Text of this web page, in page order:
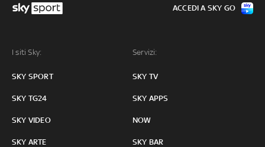
I siti Sky:
SKY SPORT
SKY TG24
SKY VIDEO
SKY ARTE
Servizi:
SKY TV
SKY APPS
NOW
SKY BAR
ACCEDI A SKY GO